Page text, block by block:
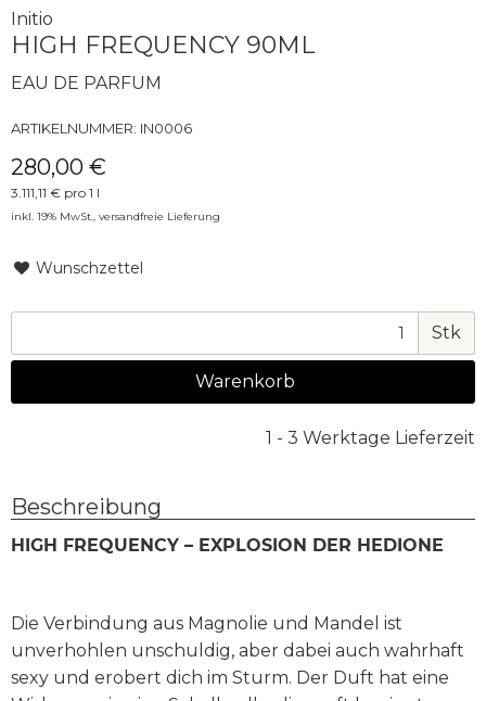
Initio
HIGH FREQUENCY 90ML
EAU DE PARFUM
ARTIKELNUMMER: IN0006
280,00 €
3.111,11 € pro 1 l
inkl. 19% MwSt., versandfreie Lieferung
Wunschzettel
Stk
Warenkorb
1 - 3 Werktage Lieferzeit
Beschreibung
HIGH FREQUENCY – EXPLOSION DER HEDIONE
Die Verbindung aus Magnolie und Mandel ist
unverhohlen unschuldig, aber dabei auch wahrhaft
sexy und erobert dich im Sturm. Der Duft hat eine